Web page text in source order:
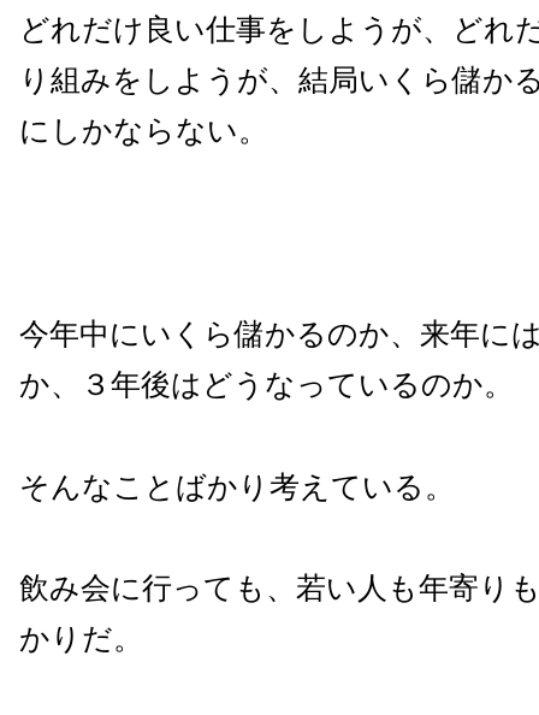
どれだけ良い仕事をしようが、どれ
り組みをしようが、結局いくら儲か
にしかならない。
今年中にいくら儲かるのか、来年に
か、３年後はどうなっているのか。
そんなことばかり考えている。
飲み会に行っても、若い人も年寄り
かりだ。